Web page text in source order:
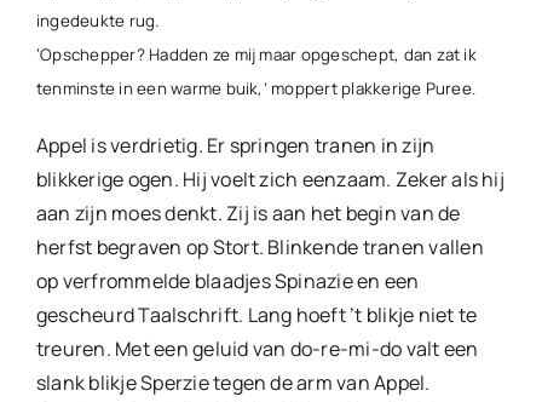
ingedeukte rug.
‘Opschepper? Hadden ze mij maar opgeschept, dan zat ik
tenminste in een warme buik,’ moppert plakkerige Puree.
Appel is verdrietig. Er springen tranen in zijn
blikkerige ogen. Hij voelt zich eenzaam. Zeker als hij
aan zijn moes denkt. Zij is aan het begin van de
herfst begraven op Stort. Blinkende tranen vallen
op verfrommelde blaadjes Spinazie en een
gescheurd Taalschrift. Lang hoeft ’t blikje niet te
treuren. Met een geluid van do-re-mi-do valt een
slank blikje Sperzie tegen de arm van Appel.